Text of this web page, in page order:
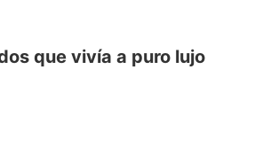
que vivía a puro lujo